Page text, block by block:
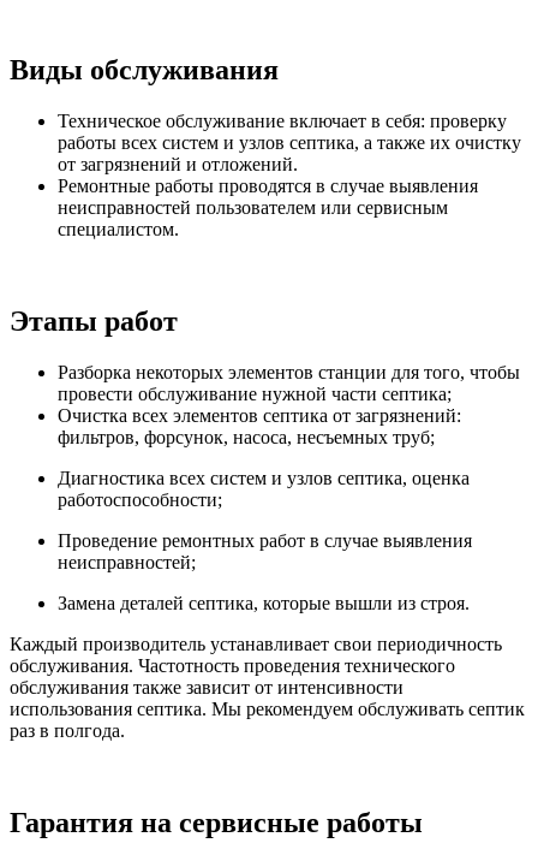
Виды обслуживания
Техническое обслуживание включает в себя: проверку
работы всех систем и узлов септика, а также их очистку
от загрязнений и отложений.
Ремонтные работы проводятся в случае выявления
неисправностей пользователем или сервисным
специалистом.
Этапы работ
Разборка некоторых элементов станции для того, чтобы
провести обслуживание нужной части септика;
Очистка всех элементов септика от загрязнений:
фильтров, форсунок, насоса, несъемных труб;
Диагностика всех систем и узлов септика, оценка
работоспособности;
Проведение ремонтных работ в случае выявления
неисправностей;
Замена деталей септика, которые вышли из строя.
Каждый производитель устанавливает свои периодичность
обслуживания. Частотность проведения технического
обслуживания также зависит от интенсивности
использования септика. Мы рекомендуем обслуживать септик
раз в полгода.
Гарантия на сервисные работы